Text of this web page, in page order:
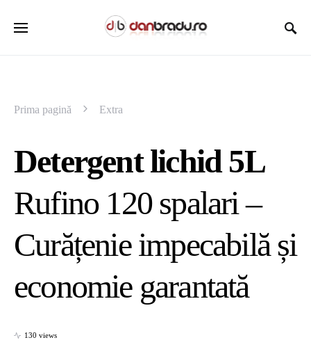
Prima pagină Extra
Detergent lichid 5L
Rufino 120 spalari –
Curățenie impecabilă și
economie garantată
130 views